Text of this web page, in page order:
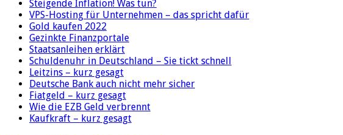
Steigende Inflation! Was tun?
VPS-Hosting für Unternehmen – das spricht dafür
Gold kaufen 2022
Gezinkte Finanzportale
Staatsanleihen erklärt
Schuldenuhr in Deutschland – Sie tickt schnell
Leitzins – kurz gesagt
Deutsche Bank auch nicht mehr sicher
Fiatgeld – kurz gesagt
Wie die EZB Geld verbrennt
Kaufkraft – kurz gesagt